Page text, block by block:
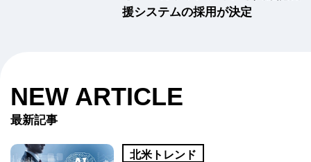
援システムの採用が決定
NEW ARTICLE
最新記事
北米トレンド